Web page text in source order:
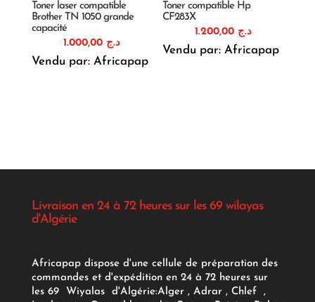
Toner laser compatible
Brother TN 1050 grande
capacité
د.ج
Vendu par: Africapap
Toner compatible Hp
CF283X
د.ج 1.200,00
Vendu par: Africapap
Livraison en 24 à 72 heures sur les 69 wilayas
d'Algérie
Africapap dispose d'une cellule de préparation des
commandes et d'expédition en 24 à 72 heures sur
les 69 Wiyalas d'Algérie:Alger , Adrar, Chlef ,